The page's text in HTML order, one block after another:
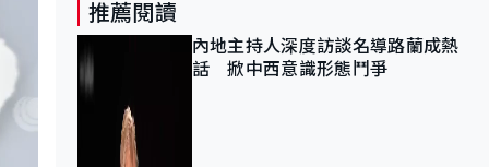
推薦閱讀
內地主持人深度訪談名導路蘭成熱
話 掀中西意識形態鬥爭